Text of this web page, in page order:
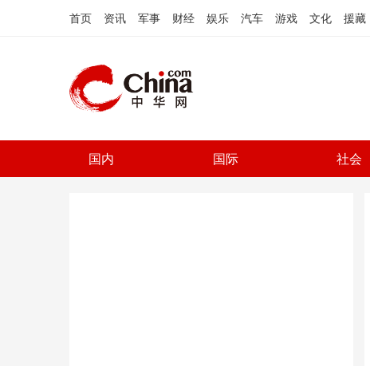
首页 资讯 军事 财经 娱乐 汽车 游戏 文化 援藏
国内 国际 社会